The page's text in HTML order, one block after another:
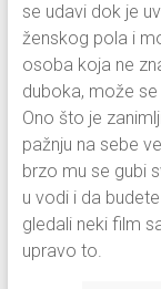
se udavi dok je
ženskog pola i
osoba koja ne
duboka, može
Ono što je
pažnju na sebe
brzo mu se gubi
u vodi i da
gledali neki film
upravo to.